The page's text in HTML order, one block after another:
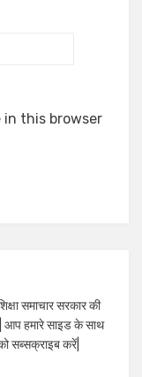
in this browser
समाचार सरकार की
आप हमारे साइड के साथ
सब्सक्राइब करें|